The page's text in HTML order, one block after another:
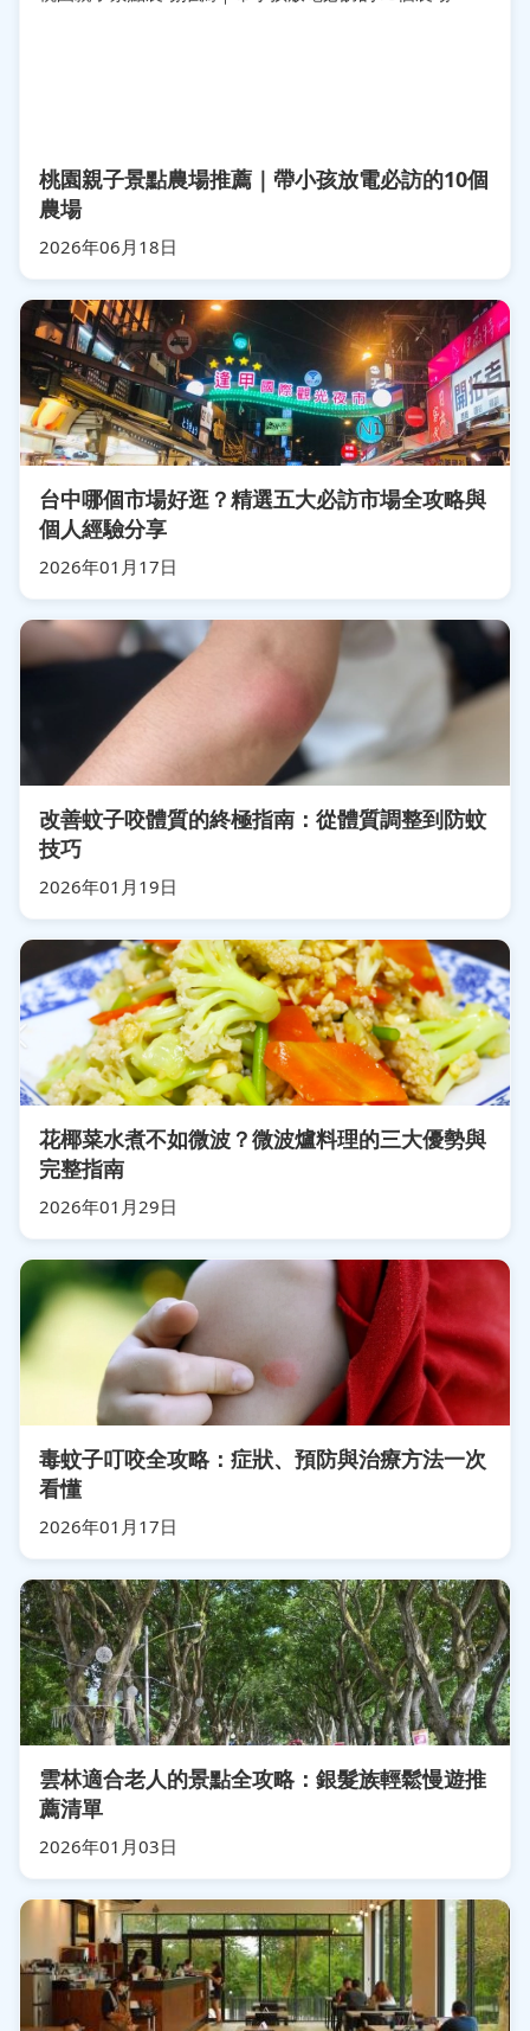
桃園親子景點農場推薦｜帶小孩放電必訪的10個
農場
2026年06月18日
台中哪個市場好逛？精選五大必訪市場全攻略與
個人經驗分享
2026年01月17日
改善蚊子咬體質的終極指南：從體質調整到防蚊
技巧
2026年01月19日
花椰菜水煮不如微波？微波爐料理的三大優勢與
完整指南
2026年01月29日
毒蚊子叮咬全攻略：症狀、預防與治療方法一次
看懂
2026年01月17日
雲林適合老人的景點全攻略：銀髮族輕鬆慢遊推
薦清單
2026年01月03日